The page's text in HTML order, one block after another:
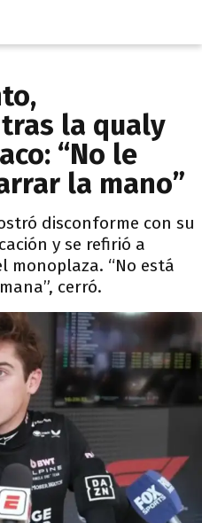
la qualy
“No le
la mano”
disconforme con su
y se refirió a
monoplaza. “No está
cerró.